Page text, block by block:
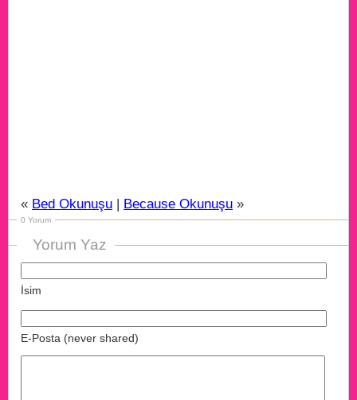
« Bed Okunuşu | Because Okunuşu »
0 Yorum
Yorum Yaz
İsim
E-Posta (never shared)